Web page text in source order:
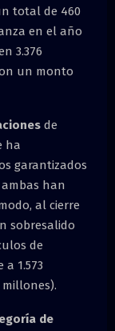
total de 460
en el año
3.376
un monto
de
ha
garantizados
han
al cierre
sobresalido
de
1.573
millones).
de